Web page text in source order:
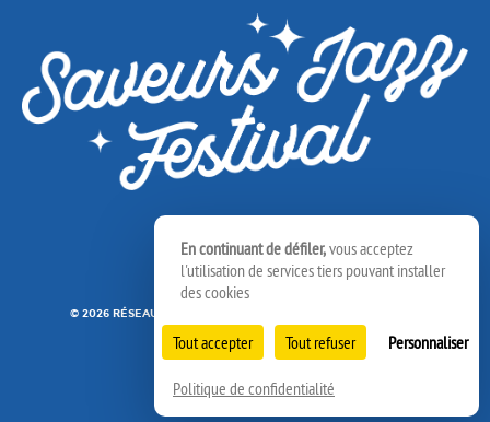
© 2026 RÉSEAU SPEDIDAM
En continuant de défiler,vous acceptez
l'utilisation de services tiers pouvant installer
des cookies
Tout accepter Tout refuser Personnaliser
Politique de confidentialité